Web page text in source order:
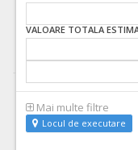
VALOARE TOTALA
Mai multe filtre
Locul de executare